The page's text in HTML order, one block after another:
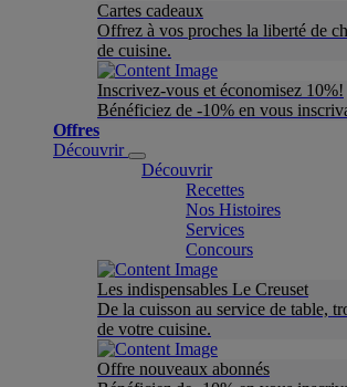
Cartes cadeaux
Offrez à vos proches la liberté de
de cuisine.
Inscrivez-vous et économisez 10%!
Bénéficiez de -10% en vous
Offres
Découvrir
Découvrir
Recettes
Nos Histoires
Services
Concours
Les indispensables Le Creuset
De la cuisson au service de table,
de votre cuisine.
Offre nouveaux abonnés